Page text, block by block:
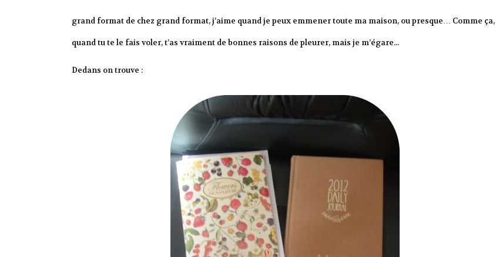
grand format de chez grand format, j’aime quand je peux emmener toute ma maison, ou presque… Comme ça,
quand tu te le fais voler, t’as vraiment de bonnes raisons de pleurer, mais je m’égare...
Dedans on trouve :